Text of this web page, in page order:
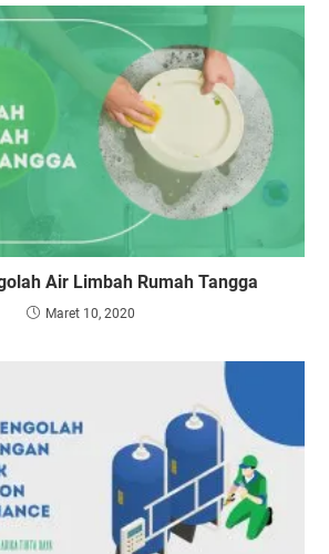
Air Limbah Rumah Tangga
Maret 10, 2020